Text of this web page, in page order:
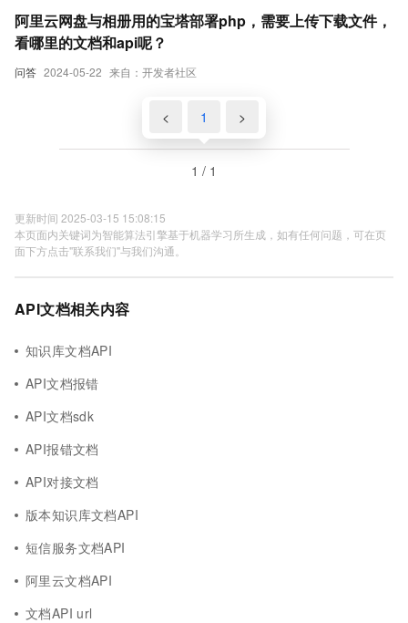
问答 2024-05-22 来自：开发者社区
阿里云网盘与相册用的宝塔部署php，需要上传下载文件，
看哪里的文档和api呢？
< 1 >
1 / 1
更新时间 2025-03-15 15:08:15
本页面内关键词为智能算法引擎基于机器学习所生成，如有任何问题，可在页
面下方点击"联系我们"与我们沟通。
API文档相关内容
知识库文档API
API文档报错
API文档sdk
API报错文档
API对接文档
版本知识库文档API
短信服务文档API
阿里云文档API
文档API url